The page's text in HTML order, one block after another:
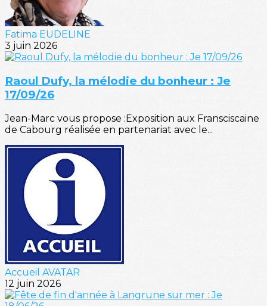
Fatima EUDELINE
3 juin 2026
Raoul Dufy, la mélodie du bonheur : Je
17/09/26
Jean-Marc vous propose :Exposition aux Fransciscaine
de Cabourg réalisée en partenariat avec le...
Accueil AVATAR
12 juin 2026